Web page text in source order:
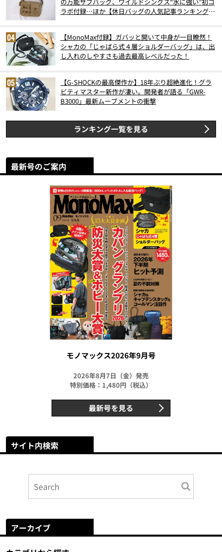
ラボ付録…ほか【休日バッグの人気記事ランキングベ
【MonoMax付録】ガバッと開いて中身が一目瞭然！
シャカの「じゃばら式４層ショルダーバッグ」は、出
し入れのしやすさも過去最高レベルだった！
【G-SHOCKの最高傑作か】18年ぶり超絶進化！グラ
ビティマスター新作が凄い。開発者が語る「GWR-
B3000」最新ムーブメントの衝撃
ランキング一覧を見る
最新号のご案内
モノマックス2026年9月号
2026年8月7日（金）発売
特別価格：1,480円（税込）
最新号を見る
サイト内検索
アーカイブ